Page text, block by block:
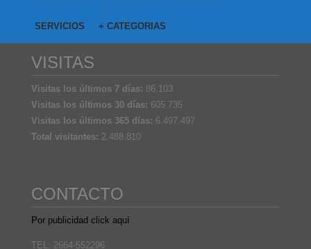
SERVICIOS + CATEGORIAS
VISITAS
Visitas los últimos 7 días: 86.103
Visitas los últimos 30 días: 605.735
Visitas los últimos 365 días: 6.497.497
Total visitantes: 2.488.810
CONTACTO
Por publicidad click aquí
TEL: 2664-552296